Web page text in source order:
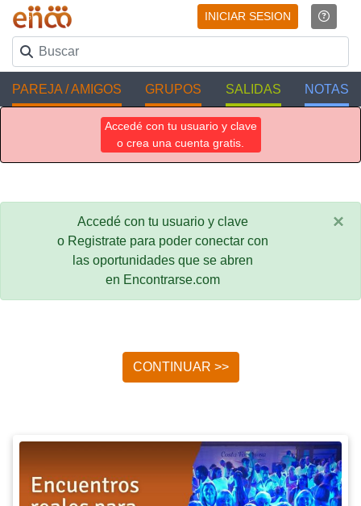
INICIAR SESION
PAREJA / AMIGOS GRUPOS SALIDAS NOTAS
Accedé con tu usuario y clave
o crea una cuenta gratis.
Accedé con tu usuario y clave
o Registrate para poder conectar con
las oportunidades que se abren
en Encontrarse.com
×
CONTINUAR >>